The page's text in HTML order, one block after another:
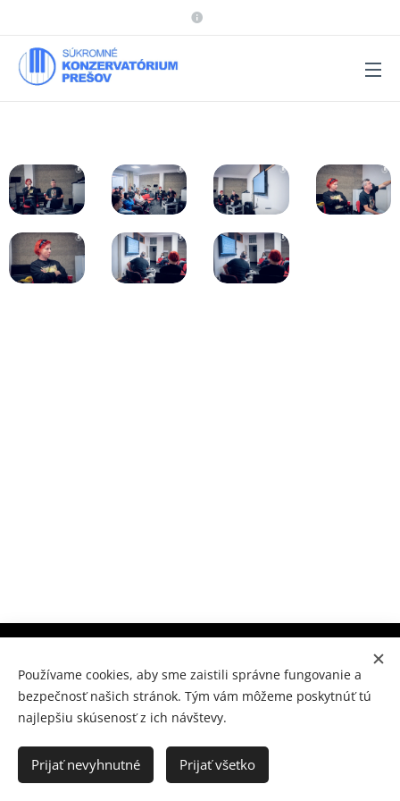
01
www.skpo.sk
Cookies
Slovenčina
Українська
Používame cookies, aby sme zaistili správne fungovanie a
bezpečnosť našich stránok. Tým vám môžeme poskytnúť tú
najlepšiu skúsenosť z ich návštevy.
Prijať nevyhnutné Prijať všetko